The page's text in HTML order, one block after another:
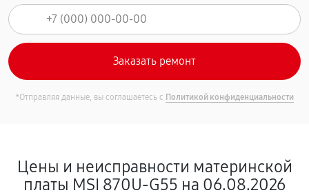
*Отправляя данные, вы соглашаетесь с Политикой конфиденциальности
Цены и неисправности материнской
платы MSI 870U-G55 на 06.08.2026